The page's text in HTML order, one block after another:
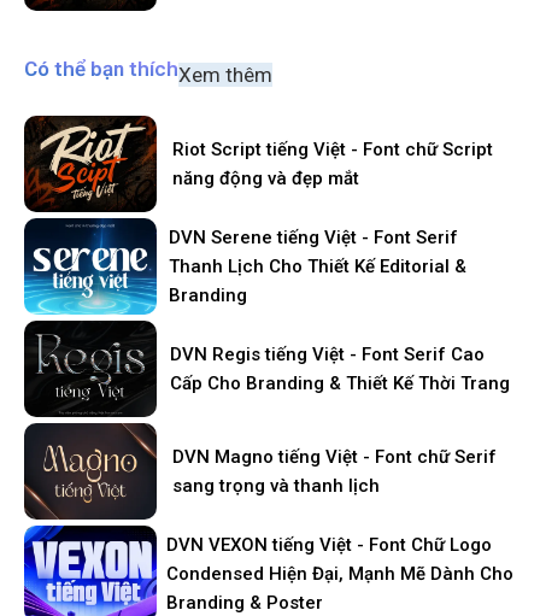
Có thể bạn thíchXem thêm
Riot Script tiếng Việt - Font chữ Script
năng động và đẹp mắt
DVN Serene tiếng Việt - Font Serif
Thanh Lịch Cho Thiết Kế Editorial &
Branding
DVN Regis tiếng Việt - Font Serif Cao
Cấp Cho Branding & Thiết Kế Thời Trang
DVN Magno tiếng Việt - Font chữ Serif
sang trọng và thanh lịch
DVN VEXON tiếng Việt - Font Chữ Logo
Condensed Hiện Đại, Mạnh Mẽ Dành Cho
Branding & Poster